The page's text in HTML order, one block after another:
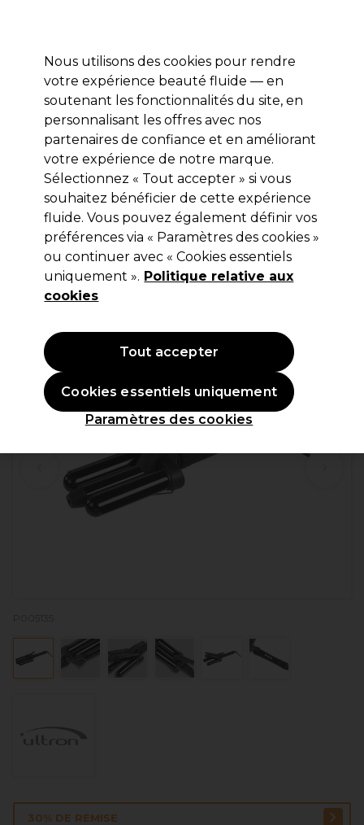
Se connecter
Marques Bons plans 🌟 Coiffure Electro et Matériel
Livraison le lendemain*
Après expédition, du lundi au vendredi
Ultron Shango Barre Triple Ondes Ø 32mm
)
65,09 €92,99 €
30% DE REMISE
Nous utilisons des cookies pour rendre
votre expérience beauté fluide — en
soutenant les fonctionnalités du site, en
personnalisant les offres avec nos
partenaires de confiance et en améliorant
votre expérience de notre marque.
Sélectionnez « Tout accepter » si vous
souhaitez bénéficier de cette expérience
fluide. Vous pouvez également définir vos
préférences via « Paramètres des cookies »
ou continuer avec « Cookies essentiels
uniquement ». Politique relative aux
cookies
Paramètres des cookies
Cookies essentiels uniquement
Tout accepter